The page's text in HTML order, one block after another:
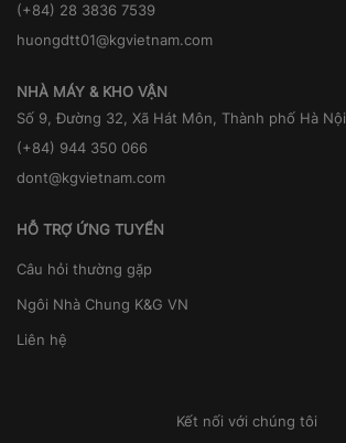
(+84) 28 3836 7539
huongdtt01@kgvietnam.com
NHÀ MÁY & KHO VẬN
Số 9, Đường 32, Xã Hát Môn, Thành phố Hà Nội
(+84) 944 350 066
dont@kgvietnam.com
HỖ TRỢ ỨNG TUYỂN
Câu hỏi thường gặp
Ngôi Nhà Chung K&G VN
Liên hệ
Kết nối với chúng tôi